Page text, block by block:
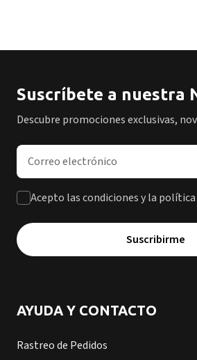
Suscríbete a nuestra
Descubre promociones exclusivas,
Dirección de correo electrónico
Acepto las condiciones y la política
Suscribirme
AYUDA Y CONTACTO
Rastreo de Pedidos